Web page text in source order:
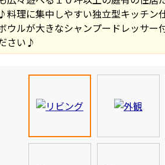
理に集中しやすい独立型キッチン
ルが大きなシャンプードレッサ
さい♪